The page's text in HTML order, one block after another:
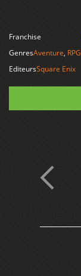
Franchise
GenresAventure, RPG
EditeursSquare Enix